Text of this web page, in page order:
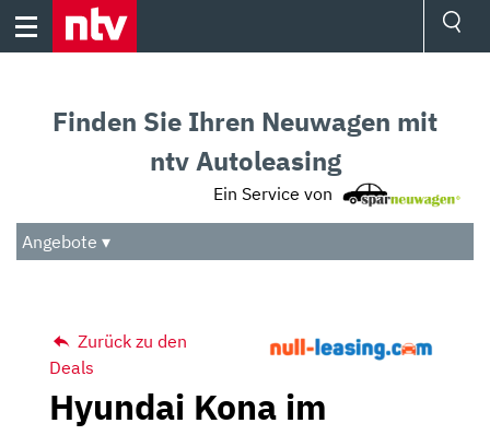
Skip
Audio
Das Beste
Finden Sie Ihren Neuwagen mit
ntv Autoleasing
Ein Service von
Angebote ▾
Zurück zu den
Deals
Hyundai Kona im